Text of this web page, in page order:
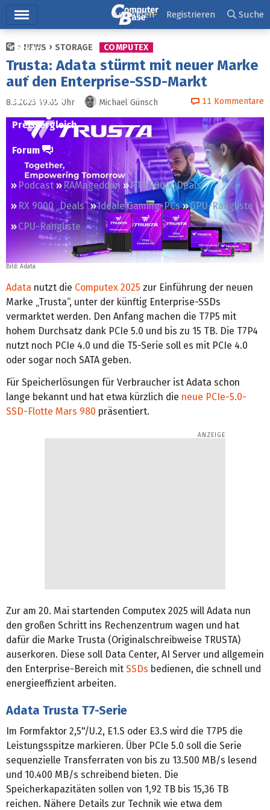
Ticker
Tests
Downloads
Preisvergleich
Forum
Podcast RAMageddon
RTX 5000 „Deals“
RX 9000 „Deals“
Ideale Gaming-PCs
GPU-Rangliste
CPU-Rangliste
Anmelden Registrieren Suche
NEWS STORAGE COMPUTEX
Trusta: Adata stürmt mit neuer Marke
auf den Enterprise-SSD-Markt
8.5.2025 19:05 Uhr Michael Günsch 11 Kommentare
Bild: Adata
Adata nutzt die Computex 2025 zur Einführung der neuen
Marke „Trusta“, unter der künftig Enterprise-SSDs
vermarktet werden. Den Anfang machen die T7P5 mit
hohem Durchsatz dank PCIe 5.0 und bis zu 15 TB. Die T7P4
nutzt noch PCIe 4.0 und die T5-Serie soll es mit PCIe 4.0
oder sogar noch SATA geben.
Für Speicherlösungen für Verbraucher ist Adata schon
lange bekannt und hat etwa kürzlich die neue PCIe-5.0-
SSD-Flotte Mars 980 präsentiert.
Zur am 20. Mai startenden Computex 2025 will Adata nun
den großen Schritt ins Rechenzentrum wagen und hat
dafür die Marke Trusta (Originalschreibweise TRUSTA)
auserkoren. Diese soll Data Center, AI Server und allgemein
den Enterprise-Bereich mit SSDs bedienen, die schnell und
energieeffizient arbeiten.
Adata Trusta T7-Serie
Im Formfaktor 2,5"/U.2, E1.S oder E3.S wird die T7P5 die
Leistungsspitze markieren. Über PCIe 5.0 soll die Serie
sequenzielle Transferraten von bis zu 13.500 MB/s lesend
und 10.400 MB/s schreibend bieten. Die
Speicherkapazitäten sollen von 1,92 TB bis 15,36 TB
reichen. Nähere Details zur Technik wie etwa dem